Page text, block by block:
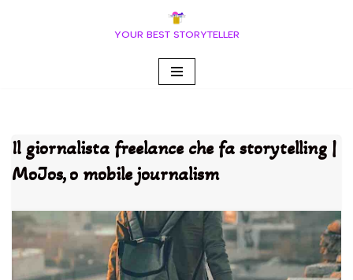
YOUR BEST STORYTELLER
Il giornalista freelance che fa storytelling |
MoJos, o mobile journalism